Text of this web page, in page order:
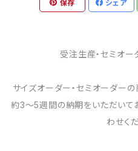
保存 シェア
受注生産・セミオ
サイズオーダー・セミオーダー
約3～5週間の納期をいただいて
わせく